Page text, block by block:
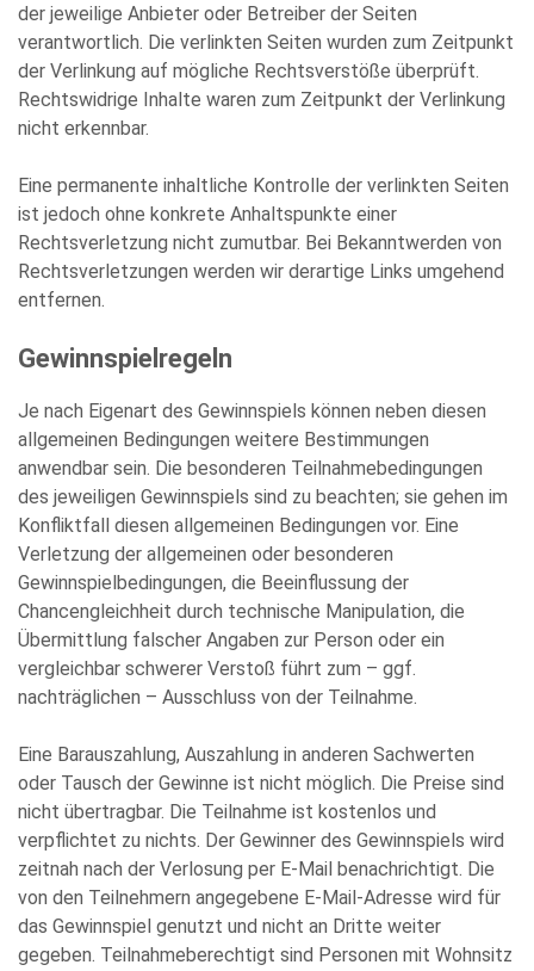
der jeweilige Anbieter oder Betreiber der Seiten
verantwortlich. Die verlinkten Seiten wurden zum Zeitpunkt
der Verlinkung auf mögliche Rechtsverstöße überprüft.
Rechtswidrige Inhalte waren zum Zeitpunkt der Verlinkung
nicht erkennbar.
Eine permanente inhaltliche Kontrolle der verlinkten Seiten
ist jedoch ohne konkrete Anhaltspunkte einer
Rechtsverletzung nicht zumutbar. Bei Bekanntwerden von
Rechtsverletzungen werden wir derartige Links umgehend
entfernen.
Gewinnspielregeln
Je nach Eigenart des Gewinnspiels können neben diesen
allgemeinen Bedingungen weitere Bestimmungen
anwendbar sein. Die besonderen Teilnahmebedingungen
des jeweiligen Gewinnspiels sind zu beachten; sie gehen im
Konfliktfall diesen allgemeinen Bedingungen vor. Eine
Verletzung der allgemeinen oder besonderen
Gewinnspielbedingungen, die Beeinflussung der
Chancengleichheit durch technische Manipulation, die
Übermittlung falscher Angaben zur Person oder ein
vergleichbar schwerer Verstoß führt zum – ggf.
nachträglichen – Ausschluss von der Teilnahme.
Eine Barauszahlung, Auszahlung in anderen Sachwerten
oder Tausch der Gewinne ist nicht möglich. Die Preise sind
nicht übertragbar. Die Teilnahme ist kostenlos und
verpflichtet zu nichts. Der Gewinner des Gewinnspiels wird
zeitnah nach der Verlosung per E-Mail benachrichtigt. Die
von den Teilnehmern angegebene E-Mail-Adresse wird für
das Gewinnspiel genutzt und nicht an Dritte weiter
gegeben. Teilnahmeberechtigt sind Personen mit Wohnsitz